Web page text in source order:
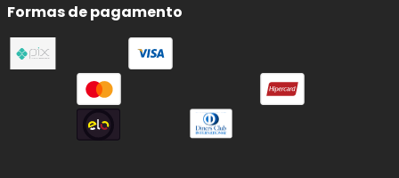
Formas de pagamento